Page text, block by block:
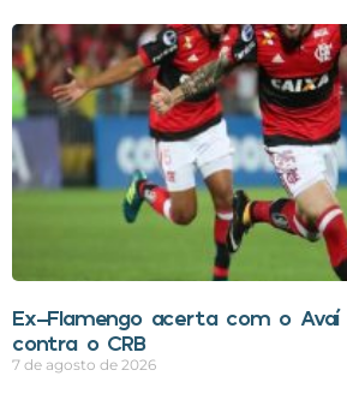
Ex-Flamengo acerta com o
contra o CRB
7 de agosto de 2026